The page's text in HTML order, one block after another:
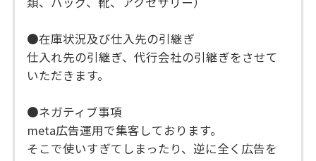
●在庫状況及び仕入先の引継ぎ
仕入れ先の引継ぎ、代行会社の引継ぎをさせて
いただきます。
●ネガティブ事項
meta広告運用で集客しております。
そこで使いすぎてしまったり、逆に全く広告を